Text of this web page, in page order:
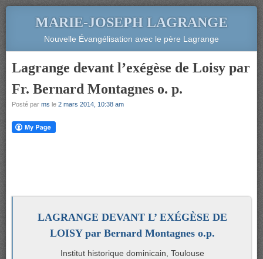
MARIE-JOSEPH LAGRANGE
Nouvelle Évangélisation avec le père Lagrange
Lagrange devant l’exégèse de Loisy par
Fr. Bernard Montagnes o. p.
Posté par ms le 2 mars 2014, 10:38 am
LAGRANGE DEVANT L’ EXÉGÈSE DE
LOISY par Bernard Montagnes o.p.
Institut historique dominicain, Toulouse